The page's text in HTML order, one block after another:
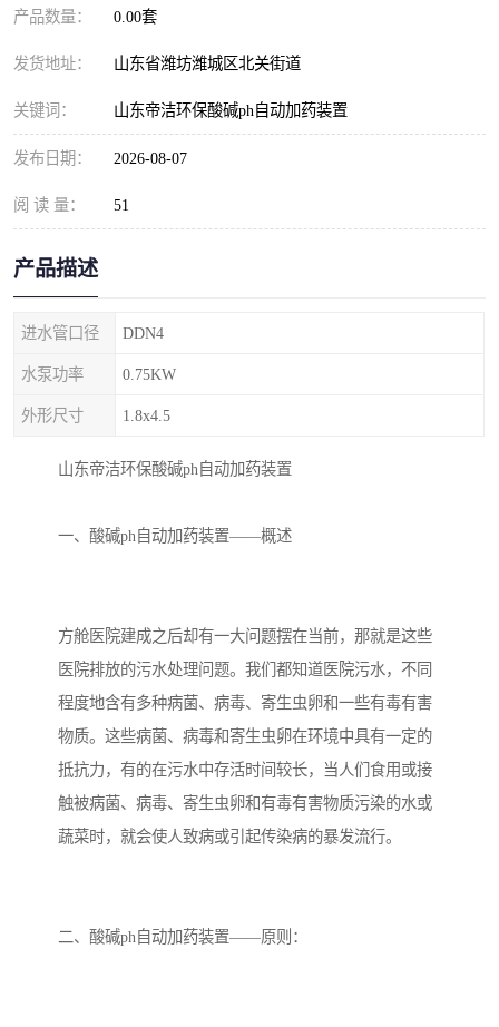
产品数量： 0.00套
发货地址： 山东省潍坊潍城区北关街道
关键词： 山东帝洁环保酸碱ph自动加药装置
发布日期： 2026-08-07
阅 读 量： 51
产品描述
进水管口径 DDN4
水泵功率 0.75KW
外形尺寸 1.8x4.5
山东帝洁环保酸碱ph自动加药装置
一、酸碱ph自动加药装置——概述
方舱医院建成之后却有一大问题摆在当前，那就是这些
医院排放的污水处理问题。我们都知道医院污水，不同
程度地含有多种病菌、病毒、寄生虫卵和一些有毒有害
物质。这些病菌、病毒和寄生虫卵在环境中具有一定的
抵抗力，有的在污水中存活时间较长，当人们食用或接
触被病菌、病毒、寄生虫卵和有毒有害物质污染的水或
蔬菜时，就会使人致病或引起传染病的暴发流行。
二、酸碱ph自动加药装置——原则：
塑料编织袋一体化污水处
理设备
养老院污水处理一体化设
整形医院污水处理设备
酿酒厂一体化污水处理设
备
生活一体化污水处理设备
复合二氧化氯发生器污水
处理设备
屠宰场一体化污水处理设
地埋式一体化污水处理设
备设备
加药装置污水设备
城乡生活污水处理设备设 MBR膜污水处理设备
印刷厂污水处理设备 二级生化污水处理设备
污水提升泵站 口腔科污水处理设备
风景区生活污水处理一体 一体化污水处理设备